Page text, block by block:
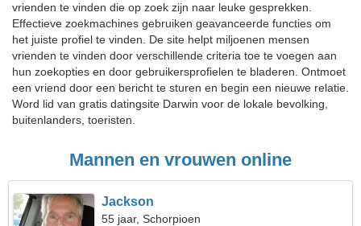
vrienden te vinden die op zoek zijn naar leuke gesprekken.
Effectieve zoekmachines gebruiken geavanceerde functies om
het juiste profiel te vinden. De site helpt miljoenen mensen
vrienden te vinden door verschillende criteria toe te voegen aan
hun zoekopties en door gebruikersprofielen te bladeren. Ontmoet
een vriend door een bericht te sturen en begin een nieuwe relatie.
Word lid van gratis datingsite Darwin voor de lokale bevolking,
buitenlanders, toeristen.
Mannen en vrouwen online
Jackson
55 jaar, Schorpioen